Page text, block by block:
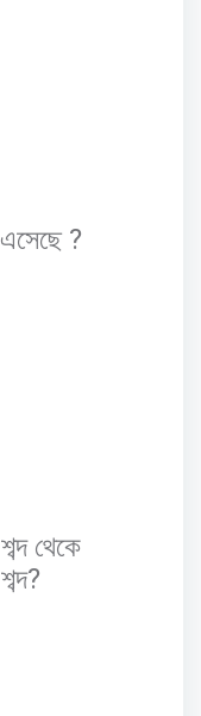
এসেছে?
শব্দ থেকে
শব্দ?